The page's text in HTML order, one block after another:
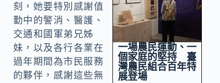
刻，她要特別感謝值
勤中的警消、醫護、
交通和國軍弟兄姊
妹，以及各行各業在
過年期間為市民服務
的夥伴，感謝這些無
一場農民運動、一
個家庭的堅持 臺
灣農民組合百年特
展登場